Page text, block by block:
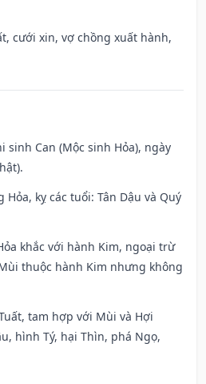
cưới xin, vợ chồng xuất hành,
sinh Can (Mộc sinh Hỏa), ngày
Hỏa, kỵ các tuổi: Tân Dậu và Quý
khắc với hành Kim, ngoại trừ
thuộc hành Kim nhưng không
tam hợp với Mùi và Hợi
hình Tý, hại Thìn, phá Ngọ,